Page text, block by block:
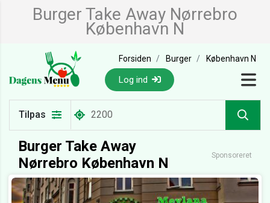
Burger Take Away Nørrebro
København N
Forsiden Burger København N
Log ind
Tilpas
Burger Take Away
Nørrebro København N
Sponsoreret